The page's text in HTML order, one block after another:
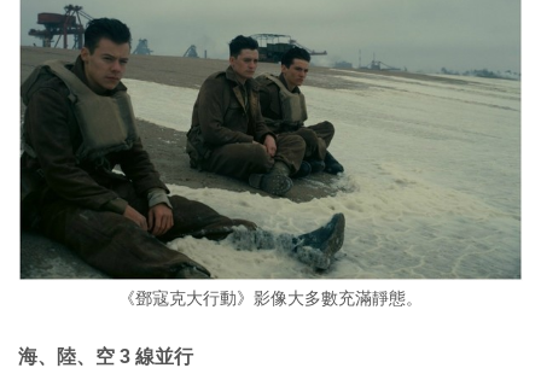
《鄧寇克大行動》影像大多數充滿靜態。
海、陸、空 3 線並行